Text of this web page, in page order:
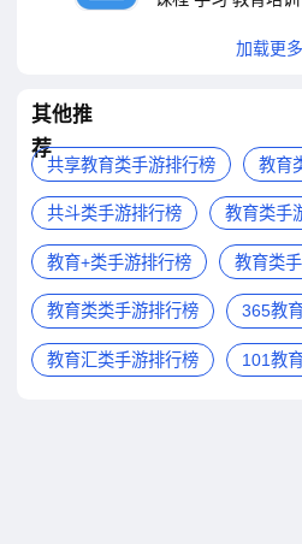
加载更多
其他推
荐
共享教育类手游排行榜 教育
共斗类手游排行榜 教育类手
教育+类手游排行榜 教育类
教育类类手游排行榜 365教
教育汇类手游排行榜 101教